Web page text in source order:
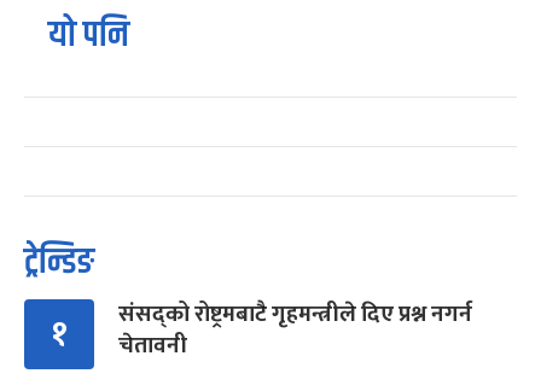
यो पनि
ट्रेन्डिङ
१
संसद्को रोष्ट्रमबाटै गृहमन्त्रीले दिए प्रश्न नगर्न
चेतावनी